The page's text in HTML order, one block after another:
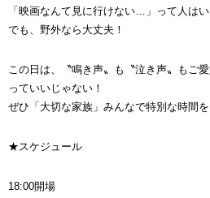
「映画なんて見に行けない…」って人は
でも、野外なら大丈夫！
この日は、〝鳴き声〟も〝泣き声〟もご
っていいじゃない！
ぜひ「大切な家族」みんなで特別な時間
★スケジュール
18:00開場